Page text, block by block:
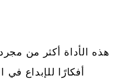
هذه الأداة أكثر من
أفكارًا للإبداع